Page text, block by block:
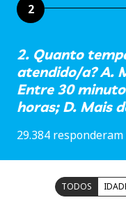
2
2. Quanto
atendido/a? A.
Entre 30
horas; D. Mais
29.384
TODOS